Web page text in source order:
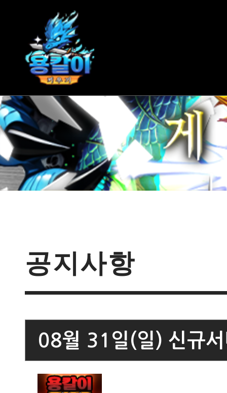
공지사항
08월 31일(일) 신규서